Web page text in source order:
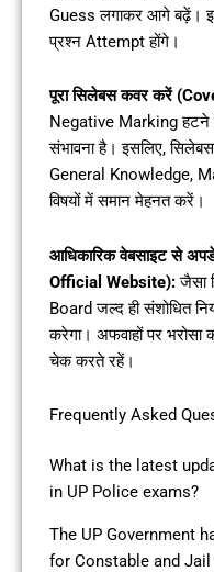
Guess लगाकर आगे बढ़ें।
प्रश्न Attempt होंगे।
पूरा सिलेबस कवर करें
Negative Marking हटने
संभावना है। इसलिए,
General Knowledge,
विषयों में समान मेहनत करें।
आधिकारिक वेबसाइट से
Official Website):जैसा
Board जल्द ही संशोधित
करेगा। अफवाहों पर
चेक करते रहें।
Frequently Asked
What is the latest
in UP Police exams?
The UP Government
for Constable and